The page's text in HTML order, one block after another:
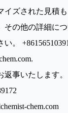
イズされた見積も
その他の詳細に
い。
.
事いたします。
chem.com